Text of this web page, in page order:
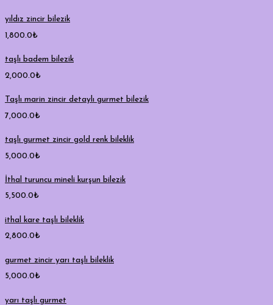
yıldız zincir bilezik
1,800.0₺
taşlı badem bilezik
2,000.0₺
Taşlı marin zincir detaylı gurmet bilezik
7,000.0₺
taşlı gurmet zincir gold renk bileklik
5,000.0₺
İthal turuncu mineli kurşun bilezik
5,500.0₺
ithal kare taşlı bileklik
2,800.0₺
gurmet zincir yarı taşlı bileklik
5,000.0₺
yarı taşlı gurmet